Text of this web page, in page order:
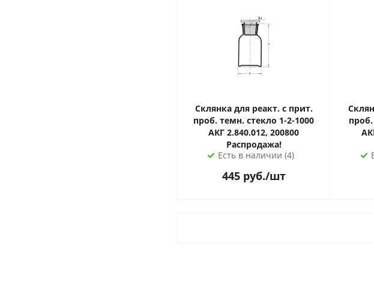
Склянка для реакт. с прит.
проб. темн. стекло 1-2-1000
АКГ 2.840.012, 200800
Распродажа!
Есть в наличии (4)
445руб./шт